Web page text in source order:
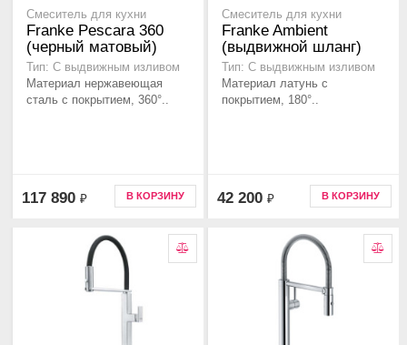
Смеситель для кухни
Franke Pescara 360
(черный матовый)
Тип: С выдвижным изливом
Материал нержавеющая
сталь с покрытием, 360°..
117 890 ₽ В КОРЗИНУ
Смеситель для кухни
Franke Ambient
(выдвижной шланг)
Тип: С выдвижным изливом
Материал латунь с
покрытием, 180°..
42 200 ₽ В КОРЗИНУ